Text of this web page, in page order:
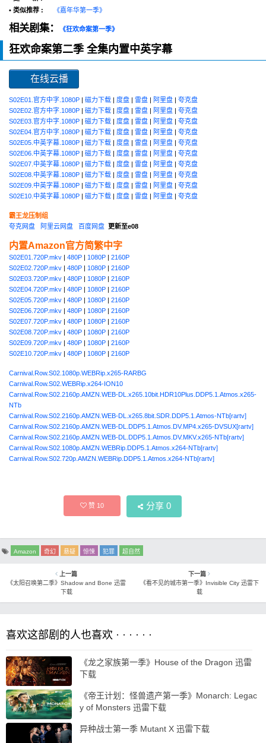
• 类似推荐 :
《嘉年华第一季》
相关剧集： 《狂欢命案第一季》
狂欢命案第二季 全集内置中英字幕
在线云播
S02E01.官方中字.1080P | 磁力下载 | 度盘 | 雷盘 | 阿里盘 | 夸克盘
S02E02.官方中字.1080P | 磁力下载 | 度盘 | 雷盘 | 阿里盘 | 夸克盘
S02E03.官方中字.1080P | 磁力下载 | 度盘 | 雷盘 | 阿里盘 | 夸克盘
S02E04.官方中字.1080P | 磁力下载 | 度盘 | 雷盘 | 阿里盘 | 夸克盘
S02E05.中英字幕.1080P | 磁力下载 | 度盘 | 雷盘 | 阿里盘 | 夸克盘
S02E06.中英字幕.1080P | 磁力下载 | 度盘 | 雷盘 | 阿里盘 | 夸克盘
S02E07.中英字幕.1080P | 磁力下载 | 度盘 | 雷盘 | 阿里盘 | 夸克盘
S02E08.中英字幕.1080P | 磁力下载 | 度盘 | 雷盘 | 阿里盘 | 夸克盘
S02E09.中英字幕.1080P | 磁力下载 | 度盘 | 雷盘 | 阿里盘 | 夸克盘
S02E10.中英字幕.1080P | 磁力下载 | 度盘 | 雷盘 | 阿里盘 | 夸克盘
霸王龙压制组
夸克网盘
阿里云网盘 百度网盘 更新至e08
内置Amazon官方简繁中字
S02E01.720P.mkv | 480P | 1080P | 2160P
S02E02.720P.mkv | 480P | 1080P | 2160P
S02E03.720P.mkv | 480P | 1080P | 2160P
S02E04.720P.mkv | 480P | 1080P | 2160P
S02E05.720P.mkv | 480P | 1080P | 2160P
S02E06.720P.mkv | 480P | 1080P | 2160P
S02E07.720P.mkv | 480P | 1080P | 2160P
S02E08.720P.mkv | 480P | 1080P | 2160P
S02E09.720P.mkv | 480P | 1080P | 2160P
S02E10.720P.mkv | 480P | 1080P | 2160P
Carnival.Row.S02.1080p.WEBRip.x265-RARBG
Carnival.Row.S02.WEBRip.x264-ION10
Carnival.Row.S02.2160p.AMZN.WEB-DL.x265.10bit.HDR10Plus.DDP5.1.Atmos.x265-
NTb
Carnival.Row.S02.2160p.AMZN.WEB-DL.x265.8bit.SDR.DDP5.1.Atmos-NTb[rartv]
Carnival.Row.S02.2160p.AMZN.WEB-DL.DDP5.1.Atmos.DV.MP4.x265-DVSUX[rartv]
Carnival.Row.S02.2160p.AMZN.WEB-DL.DDP5.1.Atmos.DV.MKV.x265-NTb[rartv]
Carnival.Row.S02.1080p.AMZN.WEBRip.DDP5.1.Atmos.x264-NTb[rartv]
Carnival.Row.S02.720p.AMZN.WEBRip.DDP5.1.Atmos.x264-NTb[rartv]
赞10 分享 0
Amazon 奇幻 悬疑 惊悚 犯罪 超自然
上一篇
《太阳召唤第二季》Shadow and Bone 迅雷
下载
下一篇
《看不见的城市第一季》Invisible City 迅雷下
载
喜欢这部剧的人也喜欢 · · · · · ·
《龙之家族第一季》House of the Dragon 迅雷
下载
《帝王计划：怪兽遗产第一季》Monarch: Legac
y of Monsters 迅雷下载
异种战士第一季 Mutant X 迅雷下载